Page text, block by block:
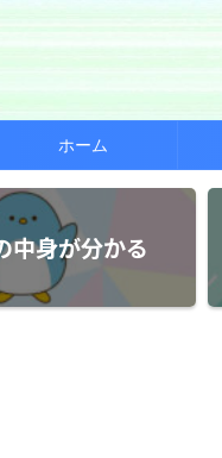
ホーム
中身が分かる